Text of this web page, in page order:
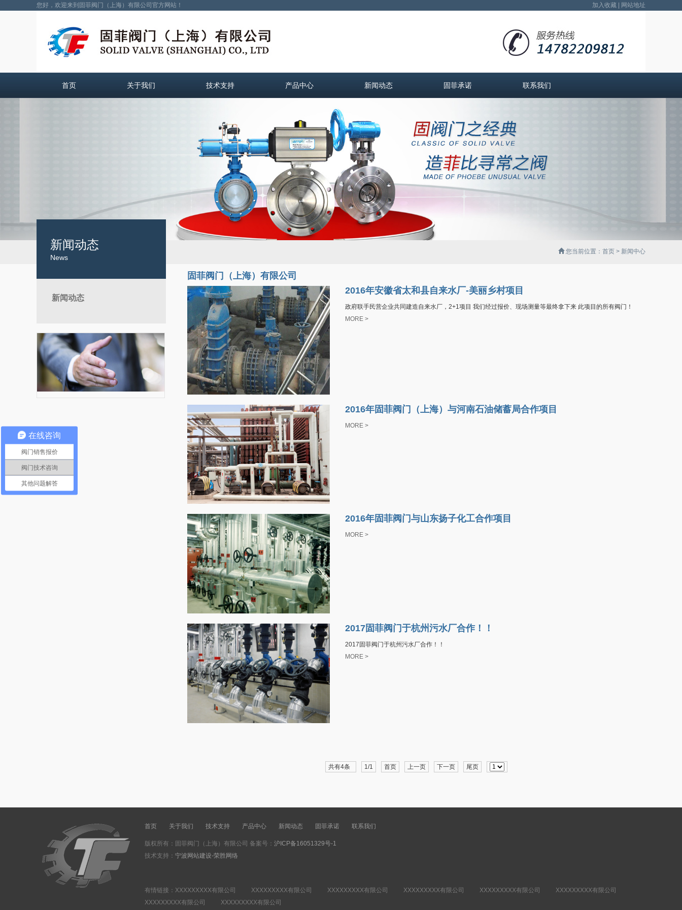
您好，欢迎来到固菲阀门（上海）有限公司官方网站！ 加入收藏 网站地址
首页 关于我们 技术支持 产品中心 新闻动态 固菲承诺 联系我们
新闻动态
News
新闻动态
您当前位置： 首页 > 新闻中心
固菲阀门（上海）有限公司
2016年安徽省太和县自来水厂-美丽乡村项目
政府联手民营企业共同建造自来水厂，2+1项目 我们经过报价、现场测量等最终拿下来 此项目的所有阀门！
MORE >
2016年固菲阀门（上海）与河南石油储蓄局合作项目
MORE >
2016年固菲阀门与山东扬子化工合作项目
MORE >
2017固菲阀门于杭州污水厂合作！！
2017固菲阀门于杭州污水厂合作！！
MORE >
共有4条 1/1 首页 上一页 下一页 尾页
首页 关于我们 技术支持 产品中心 新闻动态 固菲承诺 联系我们
版权所有：固菲阀门（上海）有限公司 备案号： 沪ICP备16051329号-1
技术支持： 宁波网站建设-荣胜网络
有情链接：XXXXXXXXX有限公司 XXXXXXXXX有限公司 XXXXXXXXX有限公司 XXXXXXXXX有限公司 XXXXXXXXX有限公司 XXXXXXXXX有限公司
XXXXXXXXX有限公司 XXXXXXXXX有限公司
在线咨询
阀门销售报价
阀门技术咨询
其他问题解答